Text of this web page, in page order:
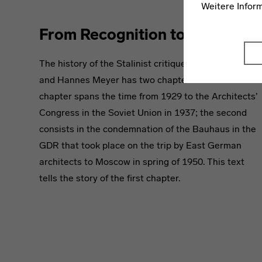
Weitere
From Recognition to Rejection
The history of the Stalinist critique of the Bauhaus
and Hannes Meyer has two chapters. The first
chapter spans the time from 1929 to the Architects’
Congress in the Soviet Union in 1937; the second
consists in the condemnation of the Bauhaus in the
GDR that took place on the trip by East German
architects to Moscow in spring of 1950. This text
tells the story of the first chapter.